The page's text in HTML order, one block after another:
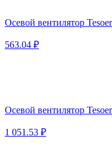
Осевой вентилятор
563.04 ₽
Осевой вентилятор
1 051.53 ₽